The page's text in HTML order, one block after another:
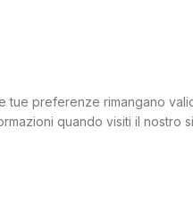
preferenze rimangano
quando visiti il